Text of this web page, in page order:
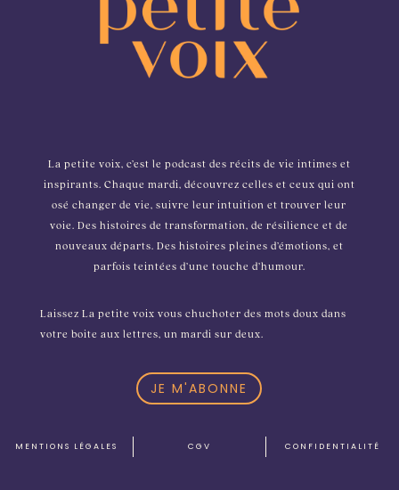
La petite voix, c’est le podcast des récits de vie intimes et
inspirants. Chaque mardi, découvrez celles et ceux qui ont
osé changer de vie, suivre leur intuition et trouver leur
voie. Des histoires de transformation, de résilience et de
nouveaux départs. Des histoires pleines d’émotions, et
parfois teintées d’une touche d’humour.
Laissez La petite voix vous chuchoter des mots doux dans
votre boite aux lettres, un mardi sur deux.
JE M'ABONNE
MENTIONS L ÉGALES CGV CONFIDENTIALIT É